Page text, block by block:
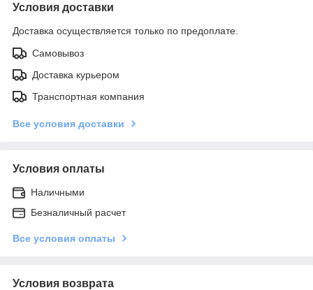
Условия доставки
Доставка осуществляется только по предоплате.
Самовывоз
Доставка курьером
Транспортная компания
Все условия доставки
Условия оплаты
Наличными
Безналичный расчет
Все условия оплаты
Условия возврата